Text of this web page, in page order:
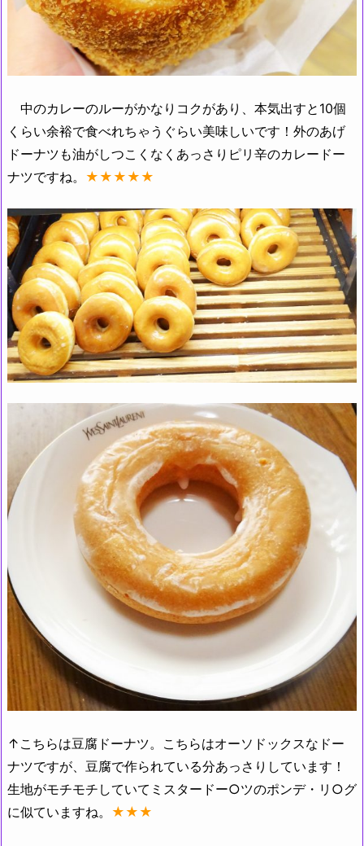
中のカレーのルーがかなりコクがあり、本気出すと10個
くらい余裕で食べれちゃうぐらい美味しいです！外のあげ
ドーナツも油がしつこくなくあっさりピリ辛のカレードー
ナツですね。 ★★★★★
↑こちらは豆腐ドーナツ。こちらはオーソドックスなドー
ナツですが、豆腐で作られている分あっさりしています！
生地がモチモチしていてミスタードー○ツのポンデ・リ○グ
に似ていますね。 ★★★